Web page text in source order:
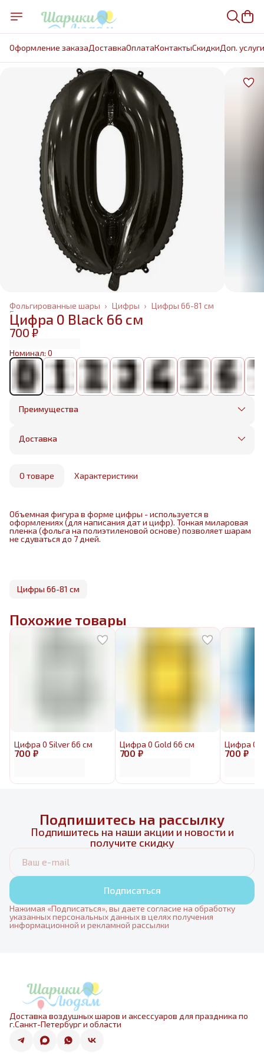
Оформление заказаДоставкаОплатаКонтактыCкидкиДоп. услуги
Цифры 66-81 см
Цифры ›
Фольгированные шары ›
Главная
Цифра 0 Black 66 см
700 ₽
Номинал: 0
Преимущества
Оплата частями в Сплит
Бесплатная доставка в пределах КАД
маркетплейса
Доставка
О товаре Характеристики
Объемная фигура в форме цифры - используется в
оформлениях (для написания дат и цифр). Тонкая миларовая
пленка (фольга на полиэтиленовой основе) позволяет шарам
не сдуваться до 7 дней.
Цифры 66-81 см
Похожие товары
700 ₽
Цифра 0 Silver 66 см
700 ₽
Цифра 0 Gold 66 см
700 ₽
Цифра 0
Подпишитесь на рассылку
Подпишитесь на наши акции и новости и
получите скидку
Подписаться
Нажимая «Подписаться», вы даете согласие на обработку
указанных персональных данных в целях получения
информационной и рекламной рассылки
Доставка воздушных шаров и аксессуаров для праздника по
г.Санкт-Петербург и области